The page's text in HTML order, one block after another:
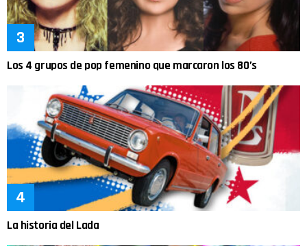
Los 4 grupos de pop femenino que marcaron los 80’s
La historia del Lada